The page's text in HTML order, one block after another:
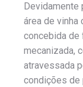
Devidamente
área de vinha
concebida de
mecanizada,
atravessada
condições de